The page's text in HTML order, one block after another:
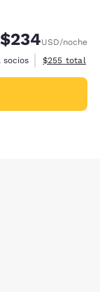
tachado:
Precio con
$234USD/noche
socios
Ver detalles
$255 total